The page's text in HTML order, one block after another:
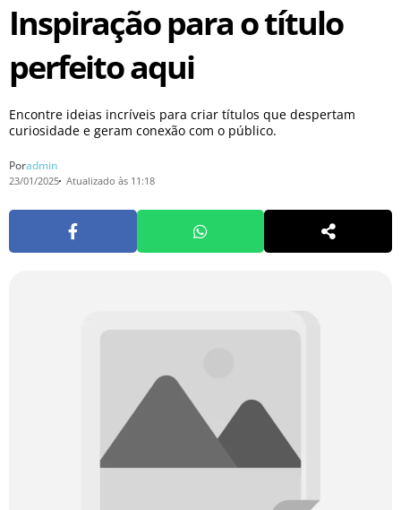
Inspiração para o título
perfeito aqui
Encontre ideias incríveis para criar títulos que despertam
curiosidade e geram conexão com o público.
Poradmin
23/01/2025 Atualizado às 11:18